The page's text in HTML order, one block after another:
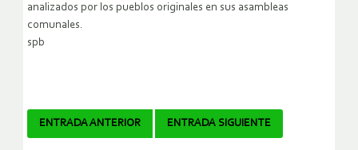
analizados por los pueblos originales en sus asambleas
comunales.
spb
Navegador
ENTRADA ANTERIOR ENTRADA SIGUIENTE